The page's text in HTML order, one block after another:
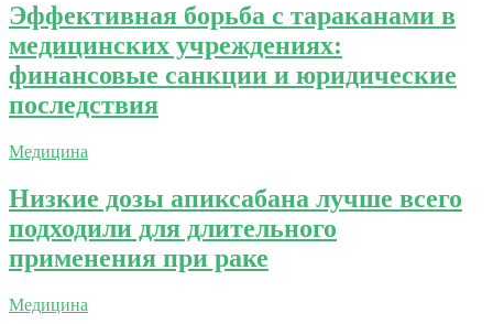
Эффективная борьба с тараканами в
медицинских учреждениях:
финансовые санкции и юридические
последствия
Медицина
Низкие дозы апиксабана лучше всего
подходили для длительного
применения при раке
Медицина